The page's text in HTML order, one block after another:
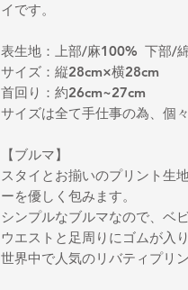
イです。
表生地：上部/麻100% 下部/
サイズ：縦28cm×横28cm
首回り：約26cm~27cm
サイズは全て手仕事の為、個
【ブルマ】
スタイとお揃いのプリント生
ーを優しく包みます。
シンプルなブルマなので、ベ
ウエストと足周りにゴムが入り
世界中で人気のリバティプリ